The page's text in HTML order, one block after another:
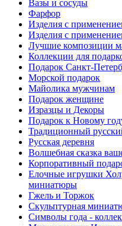
Вазы и сосуды
Фарфор
Изделия с
Изделия с
Лучшие композиции
Коллекции для
Подарок Санкт-
Морской подарок
Майолика мужчинам
Подарок женщине
Изразцы и Декоры
Подарок к Новому
Традиционный
Русская деревня
Волшебная сказка
Корпоративный
Елочные игрушки
миниатюры
Гжель и Торжок
Скульптурная
Символы года -